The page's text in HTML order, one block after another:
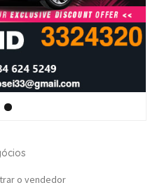
o vendedor